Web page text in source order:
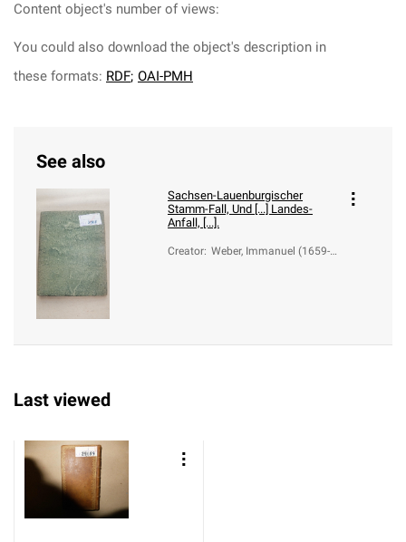
Content object's number of views:
You could also download the object's description in
these formats: RDF; OAI-PMH
See also
Sachsen-Lauenburgischer
Stamm-Fall, Und [...] Landes-
Anfall, [...].
Creator: Weber, Immanuel (1659-1
Last viewed